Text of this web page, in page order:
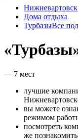
Нижневартовск
Дома отдыха
ТурбазыВсе
— 7 мест
лучшие
вы можете
режимом
посмотреть
же